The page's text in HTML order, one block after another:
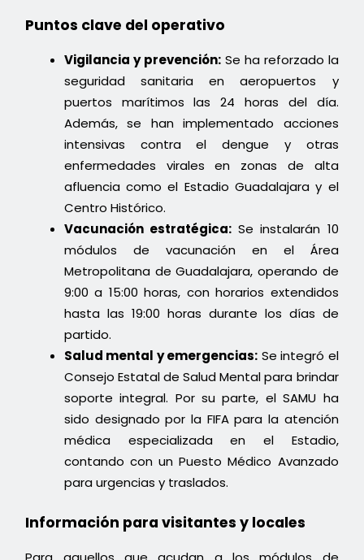
Puntos clave del operativo
Vigilancia y prevención:Se ha reforzado la
seguridad sanitaria en aeropuertos y
puertos marítimos las 24 horas del día.
Además, se han implementado acciones
intensivas contra el dengue y otras
enfermedades virales en zonas de alta
afluencia como el Estadio Guadalajara y el
Centro Histórico.
Vacunación estratégica: Se instalarán 10
módulos de vacunación en el Área
Metropolitana de Guadalajara, operando de
9:00 a 15:00 horas, con horarios extendidos
hasta las 19:00 horas durante los días de
partido.
Salud mental y emergencias: Se integró el
Consejo Estatal de Salud Mental para brindar
soporte integral. Por su parte, el SAMU ha
sido designado por la FIFA para la atención
médica especializada en el Estadio,
contando con un Puesto Médico Avanzado
para urgencias y traslados.
Información para visitantes y locales